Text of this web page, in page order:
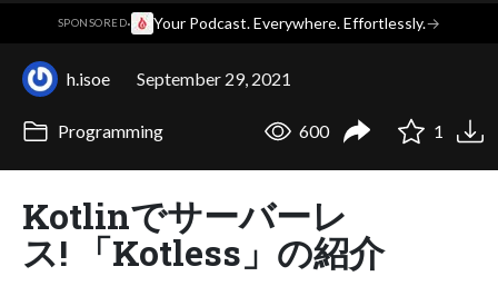
SPONSORED· Your Podcast. Everywhere. Effortlessly.→
h.isoe September 29, 2021
Programming 600 1
Kotlinでサーバーレ
ス! 「Kotless」の紹介